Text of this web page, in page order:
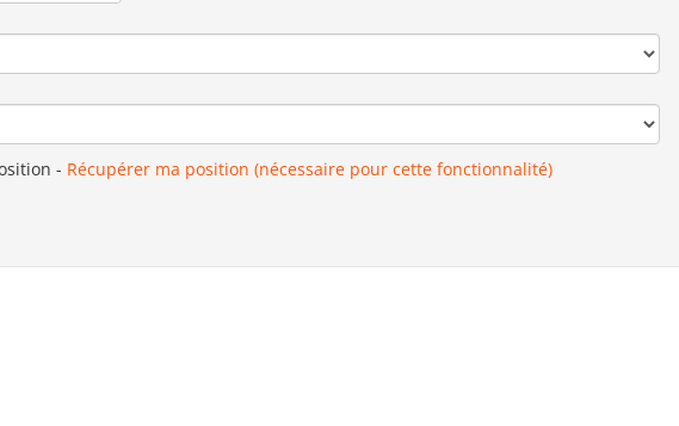
- Récupérer ma position (nécessaire pour cette fonctionnalité)